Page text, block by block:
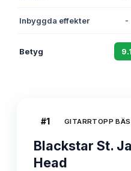
Inbyggda effekter -
Betyg 9.1
#1 GITARRTOPP
Blackstar St.
Head